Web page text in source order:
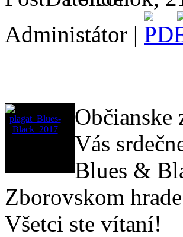
Administátor |
Občianske
Vás
Blues &
Zborovskom
Všetci ste vítaní!